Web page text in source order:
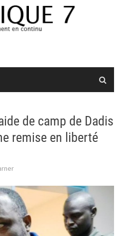
de camp de Dadis
remise en liberté